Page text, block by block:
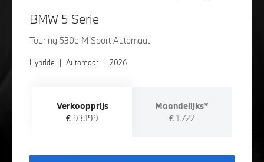
BMW 5 Serie
Touring 530e M Sport Automaat
Hybride | Automaat | 2026
Verkoopprijs
€ 93.199
Maandelijks*
€ 1.722